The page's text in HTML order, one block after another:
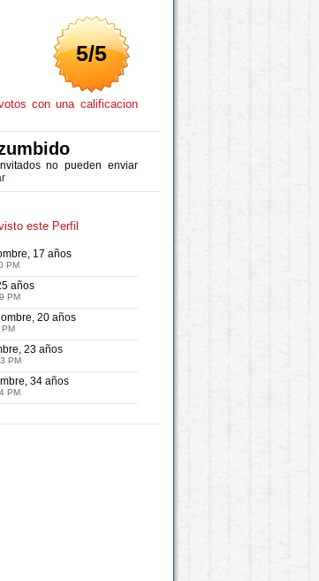
5/5
con una calificacion
no pueden enviar
este Perfil
17 años
PM
años
PM
20 años
23 años
PM
34 años
PM